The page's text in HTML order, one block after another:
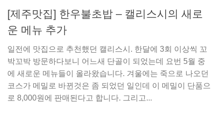
[제주맛집] 한우불초밥 – 캘리스시의 새로
운 메뉴 추가
일전에 맛집으로 추천했던 캘리스시. 한달에 3회 이상씩 꼬
박꼬박 방문하다보니 어느새 단골이 되었는데 요번 5월 중
에 새로운 메뉴들이 올라왔습니다. 겨울에는 죽으로 나오던
코스가 메밀로 바뀐것은 좀 되었던 일인데 이 메밀이 단품으
로 8,000원에 판매된다고 합니다. 그리고...